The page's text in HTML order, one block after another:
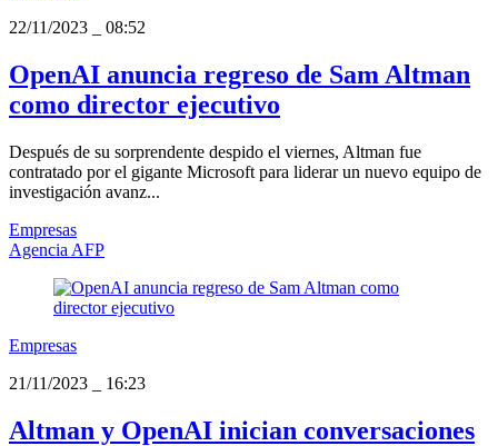
22/11/2023
08:52
OpenAI anuncia regreso de Sam Altman
como director ejecutivo
Después de su sorprendente despido el viernes, Altman fue
contratado por el gigante Microsoft para liderar un nuevo equipo de
investigación avanz...
Empresas
Agencia AFP
Empresas
21/11/2023
16:23
Altman y OpenAI inician conversaciones